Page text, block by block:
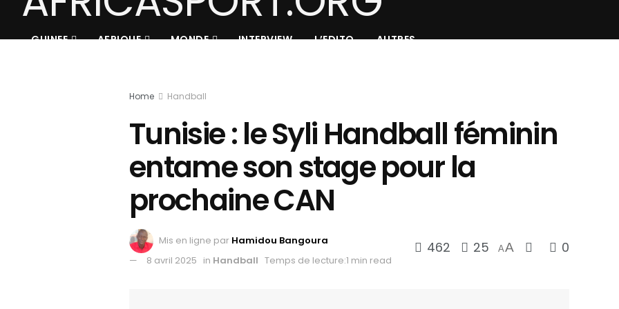
GUINEE AFRIQUE MONDE INTERVIEW L’EDITO AUTRES
Home Handball
Tunisie : le Syli Handball féminin
entame son stage pour la
prochaine CAN
Mis en ligne par Hamidou Bangoura
8 avril 2025 in Handball Temps de lecture:1 min read
462 25 AA 0